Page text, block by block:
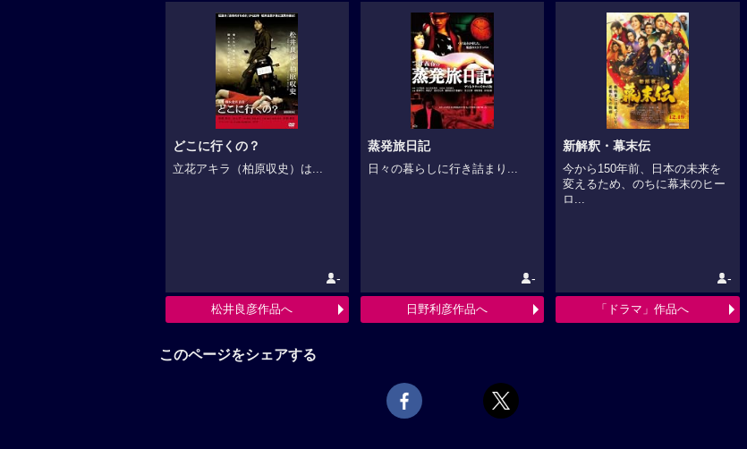
どこに行くの？
立花アキラ（柏原収史）は...
-
松井良彦作品へ
蒸発旅日記
日々の暮らしに行き詰まり...
-
日野利彦作品へ
新解釈・幕末伝
今から150年前、日本の未来を
変えるため、のちに幕末のヒー
ロ...
-
「ドラマ」作品へ
このページをシェアする